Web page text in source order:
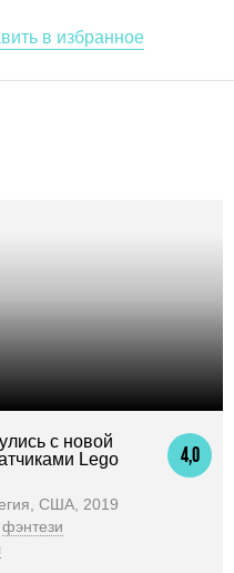
4,0
с новой
Lego
США, 2019
фэнтези